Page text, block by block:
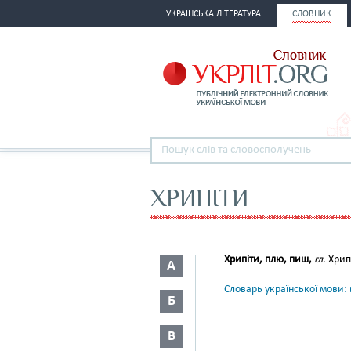
УКРАЇНСЬКА ЛІТЕРАТУРА СЛОВНИК
ХРИПІТИ
А
Б
В
Хрипіти, плю, пиш, гл.
Словарь української